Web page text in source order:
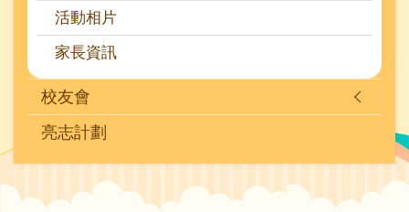
活動相片
家長資訊
校友會
亮志計劃